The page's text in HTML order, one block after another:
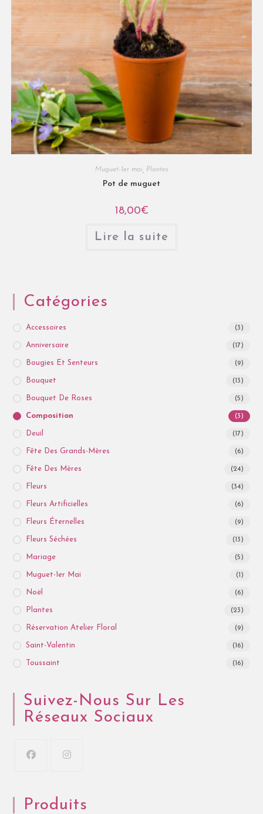
Muguet-1er mai Plantes
Pot de muguet
18,00€
Lire la suite
Catégories
Accessoires (3)
Anniversaire (17)
Bougies Et Senteurs (9)
Bouquet (13)
Bouquet De Roses (5)
Composition (3)
Deuil (17)
Fête Des Grands-Mères (6)
Fête Des Mères (24)
Fleurs (34)
Fleurs Artificielles (6)
Fleurs Éternelles (9)
Fleurs Séchées (13)
Mariage (5)
Muguet-1er Mai (1)
Noël (6)
Plantes (23)
Réservation Atelier Floral (9)
Saint-Valentin (16)
Toussaint (16)
Suivez-Nous Sur Les
Réseaux Sociaux
Produits